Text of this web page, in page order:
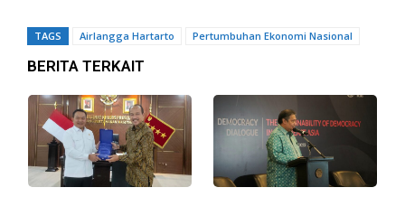
TAGS Airlangga Hartarto Pertumbuhan Ekonomi Nasional
BERITA TERKAIT